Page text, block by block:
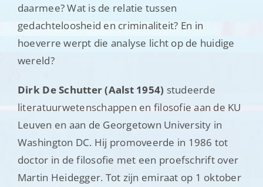
daarmee? Wat is de relatie tussen
gedachteloosheid en criminaliteit? En in
hoeverre werpt die analyse licht op de huidige
wereld?
Dirk De Schutter (Aalst 1954) studeerde
literatuurwetenschappen en filosofie aan de KU
Leuven en aan de Georgetown University in
Washington DC. Hij promoveerde in 1986 tot
doctor in de filosofie met een proefschrift over
Martin Heidegger. Tot zijn emiraat op 1 oktober